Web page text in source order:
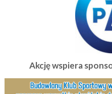
Akcję wspiera